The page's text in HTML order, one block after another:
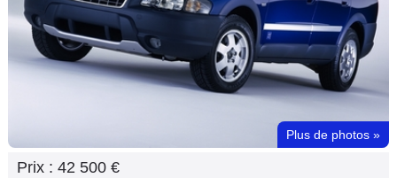
Flottes
Auto
Services
Moto
Plus de photos »
Prix : 42 500 €